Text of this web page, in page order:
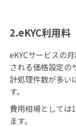
2.eKYC利用料
eKYCサービスの
される価格設定の
計処理件数が多い
す。
費用相場としては
ます。